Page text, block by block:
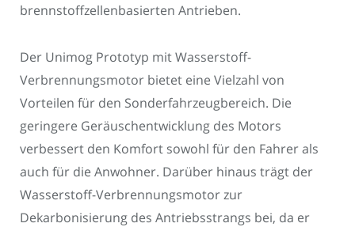
brennstoffzellenbasierten Antrieben.
Der Unimog Prototyp mit Wasserstoff-
Verbrennungsmotor bietet eine Vielzahl von
Vorteilen für den Sonderfahrzeugbereich. Die
geringere Geräuschentwicklung des Motors
verbessert den Komfort sowohl für den Fahrer als
auch für die Anwohner. Darüber hinaus trägt der
Wasserstoff-Verbrennungsmotor zur
Dekarbonisierung des Antriebsstrangs bei, da er